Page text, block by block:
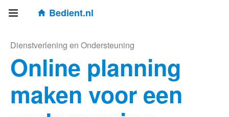
Bedient.nl
Dienstverlening en Ondersteuning
Online planning
maken voor een